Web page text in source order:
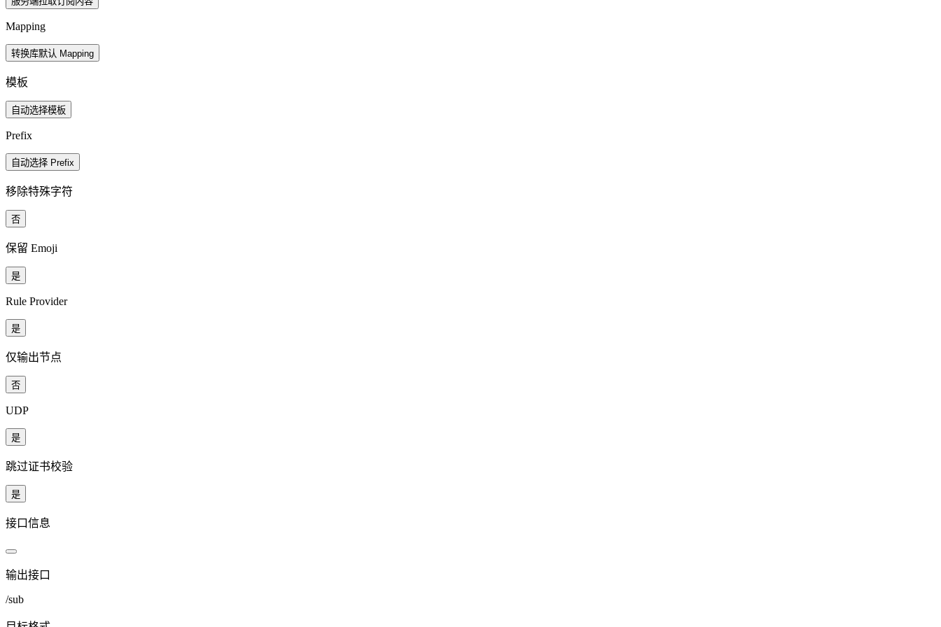
Mapping
转换库默认 Mapping
模板
自动选择模板
Prefix
自动选择 Prefix
移除特殊字符
否
保留 Emoji
是
Rule Provider
是
仅输出节点
否
UDP
是
跳过证书校验
是
接口信息
输出接口
/sub